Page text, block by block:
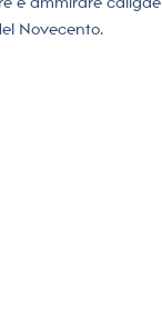
Novecento.